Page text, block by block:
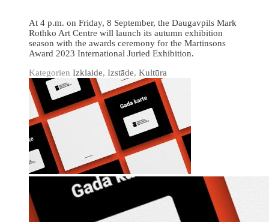
At 4 p.m. on Friday, 8 September, the Daugavpils Mark
Rothko Art Centre will launch its autumn exhibition
season with the awards ceremony for the Martinsons
Award 2023 International Juried Exhibition.
Kategorien Izklaide, Izstāde, Kultūra